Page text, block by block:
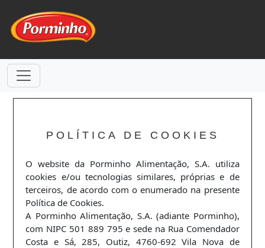
POLÍTICA DE COOKIES
O website da Porminho Alimentação, S.A. utiliza
cookies e/ou tecnologias similares, próprias e de
terceiros, de acordo com o enumerado na presente
Política de Cookies.
A Porminho Alimentação, S.A. (adiante Porminho),
com NIPC 501 889 795 e sede na Rua Comendador
Costa e Sá, 285, Outiz, 4760-692 Vila Nova de